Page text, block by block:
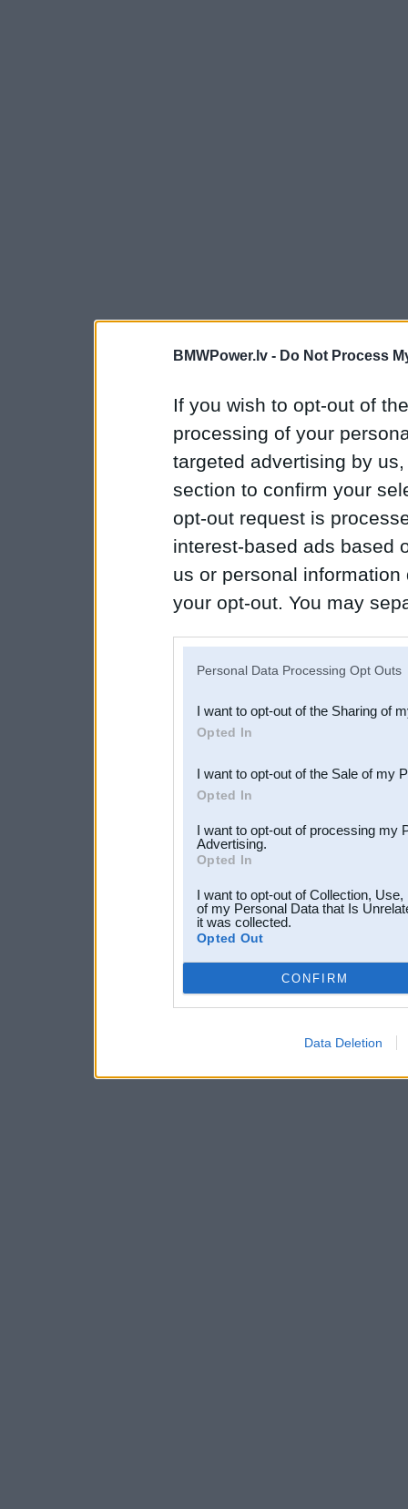
BMWPower.lv - Do Not Process
If you wish to opt-out of
processing of your
targeted advertising by
section to confirm your
opt-out request is
interest-based ads based
us or personal
your opt-out. You may
Downstream Participants
third parties.
Personal Data Processing Opt Outs
I want to opt-out of the Sharing of
Opted In
I want to opt-out of the Sale of my
Opted In
I want to opt-out of processing my
Advertising.
Opted In
I want to opt-out of Collection,
of my Personal Data that Is
it was collected.
Opted Out
CONFIRM
Data Deletion